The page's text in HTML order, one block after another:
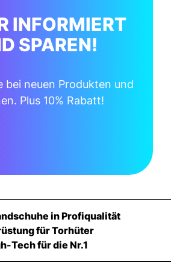
INFORMIERT
SPAREN!
bei neuen Produkten und
Plus 10% Rabatt!
in Profiqualität
für Torhüter
Tech für die Nr.1